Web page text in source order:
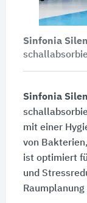
Sinfonia
Sinfonia
mit einer
von
ist optimiert
und
Raumplanung